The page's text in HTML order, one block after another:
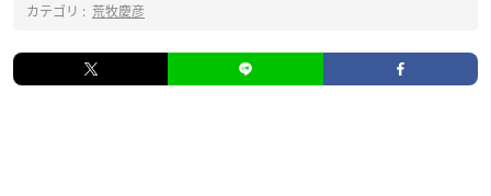
カテゴリ : 荒牧慶彦